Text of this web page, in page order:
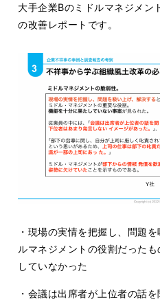
大手企業Bのミドルマネジメン
の改善レポートです。
・現場の実情を把握し、問題
ルマネジメントの役割だった
していなかった
・会議は出席者が上位者の話